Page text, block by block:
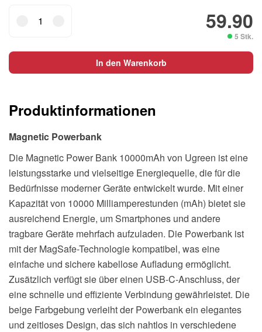
59.90
5 Stk.
Magnetic
10000mAh
35341
in
C
Cable
Menge
In den Warenkorb
Produktinformationen
Magnetic Powerbank
Die Magnetic Power Bank 10000mAh von Ugreen ist eine
leistungsstarke und vielseitige Energiequelle, die für die
Bedürfnisse moderner Geräte entwickelt wurde. Mit einer
Kapazität von 10000 Milliamperestunden (mAh) bietet sie
ausreichend Energie, um Smartphones und andere
tragbare Geräte mehrfach aufzuladen. Die Powerbank ist
mit der MagSafe-Technologie kompatibel, was eine
einfache und sichere kabellose Aufladung ermöglicht.
Zusätzlich verfügt sie über einen USB-C-Anschluss, der
eine schnelle und effiziente Verbindung gewährleistet. Die
beige Farbgebung verleiht der Powerbank ein elegantes
und zeitloses Design, das sich nahtlos in verschiedene